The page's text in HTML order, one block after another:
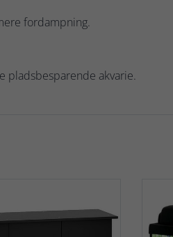
fordampning.
pladsbesparende akvarie.